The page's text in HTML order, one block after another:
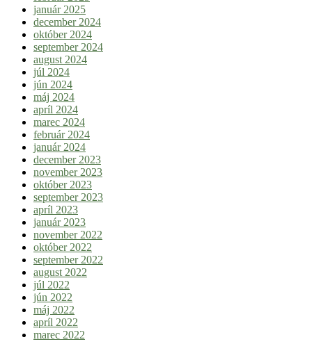
január 2025
december 2024
október 2024
september 2024
august 2024
júl 2024
jún 2024
máj 2024
apríl 2024
marec 2024
február 2024
január 2024
december 2023
november 2023
október 2023
september 2023
apríl 2023
január 2023
november 2022
október 2022
september 2022
august 2022
júl 2022
jún 2022
máj 2022
apríl 2022
marec 2022